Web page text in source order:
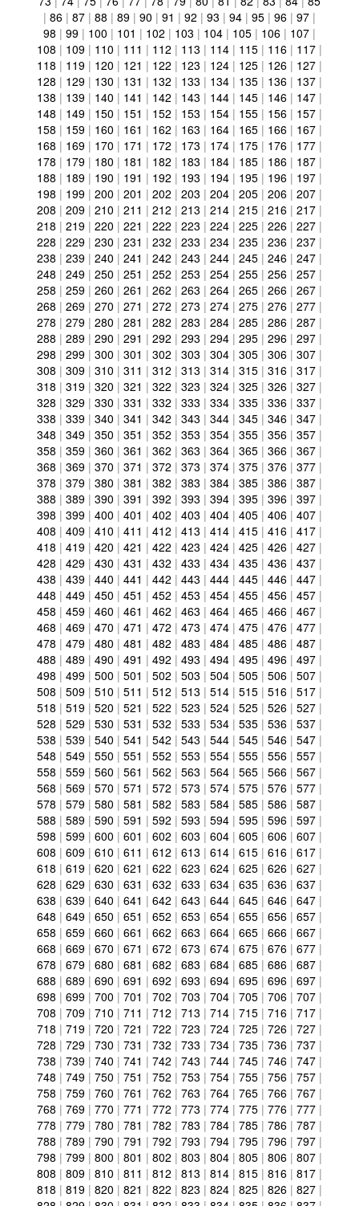
| 86 | 87 | 88 | 89 | 90 | 91 | 92 | 93 | 94 | 95 | 96 | 97 |
98 | 99 | 100 | 101 | 102 | 103 | 104 | 105 | 106 | 107 |
108 | 109 | 110 | 111 | 112 | 113 | 114 | 115 | 116 | 117 |
118 | 119 | 120 | 121 | 122 | 123 | 124 | 125 | 126 | 127 |
128 | 129 | 130 | 131 | 132 | 133 | 134 | 135 | 136 | 137 |
138 | 139 | 140 | 141 | 142 | 143 | 144 | 145 | 146 | 147 |
148 | 149 | 150 | 151 | 152 | 153 | 154 | 155 | 156 | 157 |
158 | 159 | 160 | 161 | 162 | 163 | 164 | 165 | 166 | 167 |
168 | 169 | 170 | 171 | 172 | 173 | 174 | 175 | 176 | 177 |
178 | 179 | 180 | 181 | 182 | 183 | 184 | 185 | 186 | 187 |
188 | 189 | 190 | 191 | 192 | 193 | 194 | 195 | 196 | 197 |
198 | 199 | 200 | 201 | 202 | 203 | 204 | 205 | 206 | 207 |
208 | 209 | 210 | 211 | 212 | 213 | 214 | 215 | 216 | 217 |
218 | 219 | 220 | 221 | 222 | 223 | 224 | 225 | 226 | 227 |
228 | 229 | 230 | 231 | 232 | 233 | 234 | 235 | 236 | 237 |
238 | 239 | 240 | 241 | 242 | 243 | 244 | 245 | 246 | 247 |
248 | 249 | 250 | 251 | 252 | 253 | 254 | 255 | 256 | 257 |
258 | 259 | 260 | 261 | 262 | 263 | 264 | 265 | 266 | 267 |
268 | 269 | 270 | 271 | 272 | 273 | 274 | 275 | 276 | 277 |
278 | 279 | 280 | 281 | 282 | 283 | 284 | 285 | 286 | 287 |
288 | 289 | 290 | 291 | 292 | 293 | 294 | 295 | 296 | 297 |
298 | 299 | 300 | 301 | 302 | 303 | 304 | 305 | 306 | 307 |
308 | 309 | 310 | 311 | 312 | 313 | 314 | 315 | 316 | 317 |
318 | 319 | 320 | 321 | 322 | 323 | 324 | 325 | 326 | 327 |
328 | 329 | 330 | 331 | 332 | 333 | 334 | 335 | 336 | 337 |
338 | 339 | 340 | 341 | 342 | 343 | 344 | 345 | 346 | 347 |
348 | 349 | 350 | 351 | 352 | 353 | 354 | 355 | 356 | 357 |
358 | 359 | 360 | 361 | 362 | 363 | 364 | 365 | 366 | 367 |
368 | 369 | 370 | 371 | 372 | 373 | 374 | 375 | 376 | 377 |
378 | 379 | 380 | 381 | 382 | 383 | 384 | 385 | 386 | 387 |
388 | 389 | 390 | 391 | 392 | 393 | 394 | 395 | 396 | 397 |
398 | 399 | 400 | 401 | 402 | 403 | 404 | 405 | 406 | 407 |
408 | 409 | 410 | 411 | 412 | 413 | 414 | 415 | 416 | 417 |
418 | 419 | 420 | 421 | 422 | 423 | 424 | 425 | 426 | 427 |
428 | 429 | 430 | 431 | 432 | 433 | 434 | 435 | 436 | 437 |
438 | 439 | 440 | 441 | 442 | 443 | 444 | 445 | 446 | 447 |
448 | 449 | 450 | 451 | 452 | 453 | 454 | 455 | 456 | 457 |
458 | 459 | 460 | 461 | 462 | 463 | 464 | 465 | 466 | 467 |
468 | 469 | 470 | 471 | 472 | 473 | 474 | 475 | 476 | 477 |
478 | 479 | 480 | 481 | 482 | 483 | 484 | 485 | 486 | 487 |
488 | 489 | 490 | 491 | 492 | 493 | 494 | 495 | 496 | 497 |
498 | 499 | 500 | 501 | 502 | 503 | 504 | 505 | 506 | 507 |
508 | 509 | 510 | 511 | 512 | 513 | 514 | 515 | 516 | 517 |
518 | 519 | 520 | 521 | 522 | 523 | 524 | 525 | 526 | 527 |
528 | 529 | 530 | 531 | 532 | 533 | 534 | 535 | 536 | 537 |
538 | 539 | 540 | 541 | 542 | 543 | 544 | 545 | 546 | 547 |
548 | 549 | 550 | 551 | 552 | 553 | 554 | 555 | 556 | 557 |
558 | 559 | 560 | 561 | 562 | 563 | 564 | 565 | 566 | 567 |
568 | 569 | 570 | 571 | 572 | 573 | 574 | 575 | 576 | 577 |
578 | 579 | 580 | 581 | 582 | 583 | 584 | 585 | 586 | 587 |
588 | 589 | 590 | 591 | 592 | 593 | 594 | 595 | 596 | 597 |
598 | 599 | 600 | 601 | 602 | 603 | 604 | 605 | 606 | 607 |
608 | 609 | 610 | 611 | 612 | 613 | 614 | 615 | 616 | 617 |
618 | 619 | 620 | 621 | 622 | 623 | 624 | 625 | 626 | 627 |
628 | 629 | 630 | 631 | 632 | 633 | 634 | 635 | 636 | 637 |
638 | 639 | 640 | 641 | 642 | 643 | 644 | 645 | 646 | 647 |
648 | 649 | 650 | 651 | 652 | 653 | 654 | 655 | 656 | 657 |
658 | 659 | 660 | 661 | 662 | 663 | 664 | 665 | 666 | 667 |
668 | 669 | 670 | 671 | 672 | 673 | 674 | 675 | 676 | 677 |
678 | 679 | 680 | 681 | 682 | 683 | 684 | 685 | 686 | 687 |
688 | 689 | 690 | 691 | 692 | 693 | 694 | 695 | 696 | 697 |
698 | 699 | 700 | 701 | 702 | 703 | 704 | 705 | 706 | 707 |
708 | 709 | 710 | 711 | 712 | 713 | 714 | 715 | 716 | 717 |
718 | 719 | 720 | 721 | 722 | 723 | 724 | 725 | 726 | 727 |
728 | 729 | 730 | 731 | 732 | 733 | 734 | 735 | 736 | 737 |
738 | 739 | 740 | 741 | 742 | 743 | 744 | 745 | 746 | 747 |
748 | 749 | 750 | 751 | 752 | 753 | 754 | 755 | 756 | 757 |
758 | 759 | 760 | 761 | 762 | 763 | 764 | 765 | 766 | 767 |
768 | 769 | 770 | 771 | 772 | 773 | 774 | 775 | 776 | 777 |
778 | 779 | 780 | 781 | 782 | 783 | 784 | 785 | 786 | 787 |
788 | 789 | 790 | 791 | 792 | 793 | 794 | 795 | 796 | 797 |
798 | 799 | 800 | 801 | 802 | 803 | 804 | 805 | 806 | 807 |
808 | 809 | 810 | 811 | 812 | 813 | 814 | 815 | 816 | 817 |
818 | 819 | 820 | 821 | 822 | 823 | 824 | 825 | 826 | 827 |